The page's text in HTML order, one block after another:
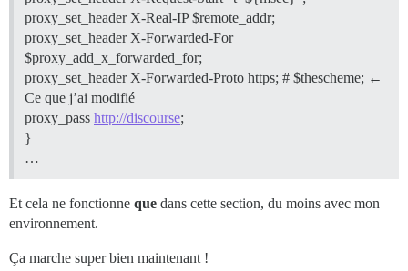
proxy_set_header X-Real-IP $remote_addr;
proxy_set_header X-Forwarded-For
$proxy_add_x_forwarded_for;
proxy_set_header X-Forwarded-Proto https; # $thescheme; ←
Ce que j’ai modifié
proxy_pass http://discourse;
}
…
Et cela ne fonctionne que dans cette section, du moins avec mon
environnement.
Ça marche super bien maintenant !